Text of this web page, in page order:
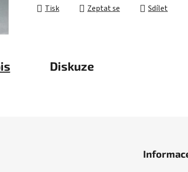
Tisk Zeptat se Sdílet
Diskuze